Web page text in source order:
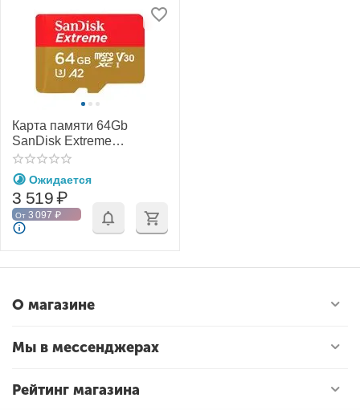
Карта памяти 64Gb
SanDisk Extreme
microSDXC Class 10
UHS-I U3 V30 A2
Ожидается
3 519₽
От 3 097 ₽
О магазине
Мы в мессенджерах
Рейтинг магазина